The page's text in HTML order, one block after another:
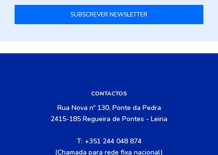
SUBSCREVER NEWSLETTER
CONTACTOS
Rua Nova nº 130, Ponte da Pedra
2415-185 Regueira de Pontes - Leiria
T: +351 244 048 874
(Chamada para rede fixa nacional)